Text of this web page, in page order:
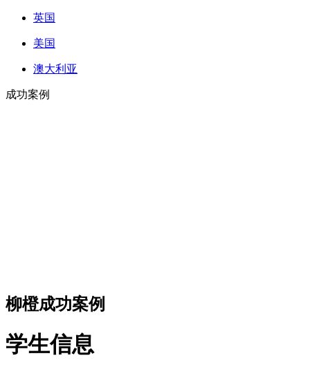
英国
美国
澳大利亚
成功案例
柳橙成功案例
学生信息